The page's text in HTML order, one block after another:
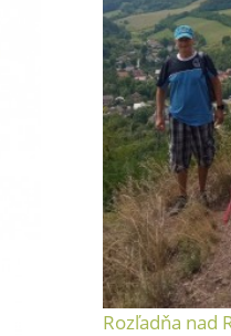
Rozľadňa nad